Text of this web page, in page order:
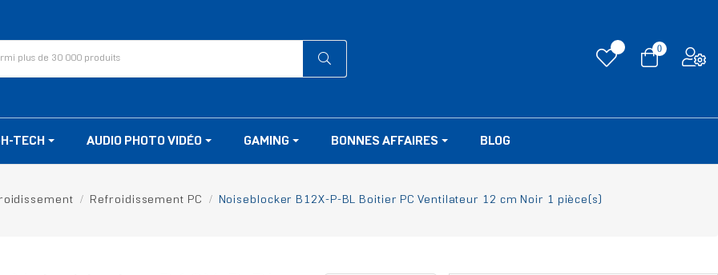
0
TECH AUDIO PHOTO VIDÉO GAMING BONNES AFFAIRES BLOG
Refroidissement PC Noiseblocker B12X-P-BL Boitier PC Ventilateur 12 cm Noir 1 pièce(s)